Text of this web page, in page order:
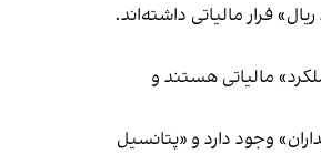
مالیاتی هستند و
وجود دارد و «پتانسیل